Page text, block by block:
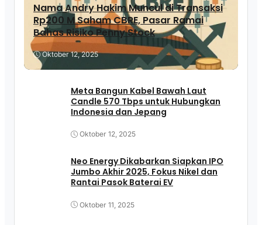
Nama Andry Hakim Muncul di Transaksi
Rp200 M Saham CBRE, Pasar Ramai
Bahas Risiko Penny Stock
Oktober 12, 2025
Meta Bangun Kabel Bawah Laut
Candle 570 Tbps untuk Hubungkan
Indonesia dan Jepang
Oktober 12, 2025
Neo Energy Dikabarkan Siapkan IPO
Jumbo Akhir 2025, Fokus Nikel dan
Rantai Pasok Baterai EV
Oktober 11, 2025